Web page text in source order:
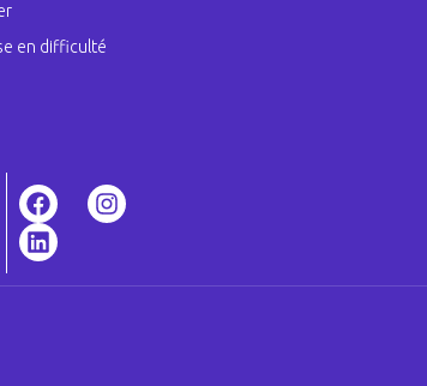
en difficulté